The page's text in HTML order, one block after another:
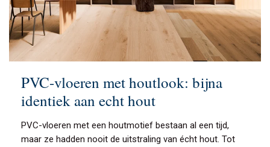
PVC-vloeren met houtlook: bijna
identiek aan echt hout
PVC-vloeren met een houtmotief bestaan al een tijd,
maar ze hadden nooit de uitstraling van écht hout. Tot